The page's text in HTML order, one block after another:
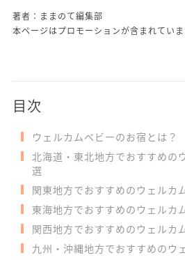
著者：ままのて編集部
本ページはプロモーションが含まれていま
目次
ウェルカムベビーのお宿とは？
北海道・東北地方でおすすめの
選
関東地方でおすすめのウェルカ
東海地方でおすすめのウェルカ
関西地方でおすすめのウェルカ
九州・沖縄地方でおすすめのウ